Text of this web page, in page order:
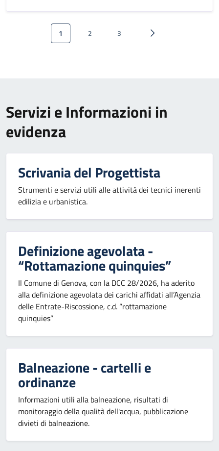
Paginazione
Pagina attuale
1 Pagina
2 Pagina
3 Pagina successiva
Servizi e Informazioni in
evidenza
Scrivania del Progettista
Strumenti e servizi utili alle attività dei tecnici inerenti
edilizia e urbanistica.
Definizione agevolata -
“Rottamazione quinquies”
Il Comune di Genova, con la DCC 28/2026, ha aderito
alla definizione agevolata dei carichi affidati all’Agenzia
delle Entrate-Riscossione, c.d. “rottamazione
quinquies”
Balneazione - cartelli e
ordinanze
Informazioni utili alla balneazione, risultati di
monitoraggio della qualità dell'acqua, pubblicazione
divieti di balneazione.